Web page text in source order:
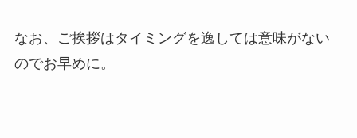
なお、ご挨拶はタイミングを逸しては意味がない
のでお早めに。